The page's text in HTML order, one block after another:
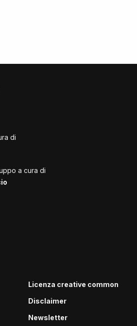
di
a cura di
Licenza creative common
Disclaimer
Newsletter